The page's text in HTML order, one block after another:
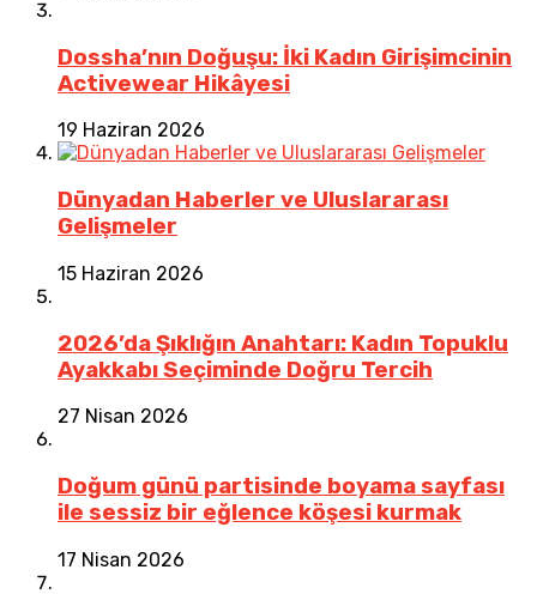
Dossha’nın Doğuşu: İki Kadın Girişimcinin
Activewear Hikâyesi
19 Haziran 2026
Dünyadan Haberler ve Uluslararası
Gelişmeler
15 Haziran 2026
2026’da Şıklığın Anahtarı: Kadın Topuklu
Ayakkabı Seçiminde Doğru Tercih
27 Nisan 2026
Doğum günü partisinde boyama sayfası
ile sessiz bir eğlence köşesi kurmak
17 Nisan 2026